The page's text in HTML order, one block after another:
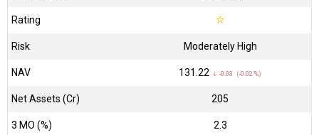
Rating ☆
Risk Moderately High
NAV ₹131.22 ↓ -0.03 (-0.02 %)
Net Assets (Cr) ₹205
3 MO (%) 2.3